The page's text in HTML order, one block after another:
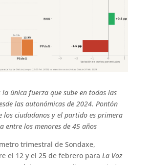
la única fuerza que sube en todas las
las autonómicas de 2024. Pontón
los ciudadanos y el partido es primera
entre los menores de 45 años
trimestral de Sondaxe,
el 12 y el 25 de febrero para La Voz